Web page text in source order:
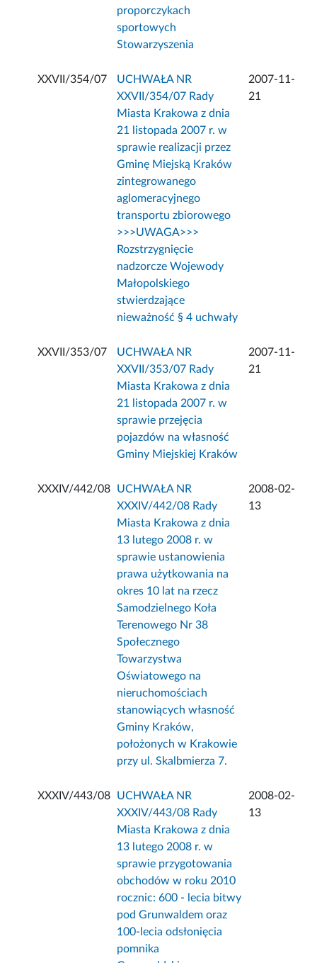
proporczykach
sportowych
Stowarzyszenia
XXVII/354/07
UCHWAŁA NR
XXVII/354/07 Rady
Miasta Krakowa z dnia
21 listopada 2007 r. w
sprawie realizacji przez
Gminę Miejską Kraków
zintegrowanego
aglomeracyjnego
transportu zbiorowego
>>>UWAGA>>>
Rozstrzygnięcie
nadzorcze Wojewody
Małopolskiego
stwierdzające
nieważność § 4 uchwały
2007-11-
21
XXVII/353/07
UCHWAŁA NR
XXVII/353/07 Rady
Miasta Krakowa z dnia
21 listopada 2007 r. w
sprawie przejęcia
pojazdów na własność
Gminy Miejskiej Kraków
2007-11-
21
XXXIV/442/08
UCHWAŁA NR
XXXIV/442/08 Rady
Miasta Krakowa z dnia
13 lutego 2008 r. w
sprawie ustanowienia
prawa użytkowania na
okres 10 lat na rzecz
Samodzielnego Koła
Terenowego Nr 38
Społecznego
Towarzystwa
Oświatowego na
nieruchomościach
stanowiących własność
Gminy Kraków,
położonych w Krakowie
przy ul. Skalbmierza 7.
2008-02-
13
XXXIV/443/08
UCHWAŁA NR
XXXIV/443/08 Rady
Miasta Krakowa z dnia
13 lutego 2008 r. w
sprawie przygotowania
obchodów w roku 2010
rocznic: 600 - lecia bitwy
pod Grunwaldem oraz
100-lecia odsłonięcia
pomnika
2008-02-
13